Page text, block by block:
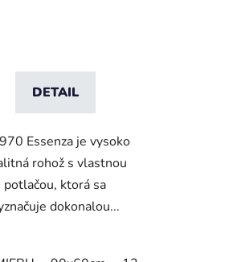
DETAIL
Essenza je vysoko
rohož s vlastnou
potlačou, ktorá sa
dokonalou...